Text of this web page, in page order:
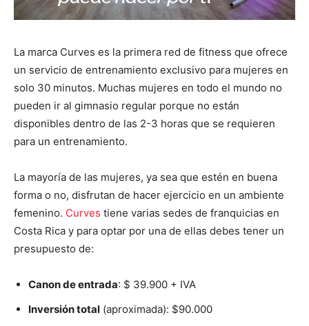
La marca Curves es la primera red de fitness que ofrece
un servicio de entrenamiento exclusivo para mujeres en
solo 30 minutos. Muchas mujeres en todo el mundo no
pueden ir al gimnasio regular porque no están
disponibles dentro de las 2-3 horas que se requieren
para un entrenamiento.
La mayoría de las mujeres, ya sea que estén en buena
forma o no, disfrutan de hacer ejercicio en un ambiente
femenino. Curves tiene varias sedes de franquicias en
Costa Rica y para optar por una de ellas debes tener un
presupuesto de:
Canon de entrada: $ 39.900 + IVA
Inversión total (aproximada): $90.000